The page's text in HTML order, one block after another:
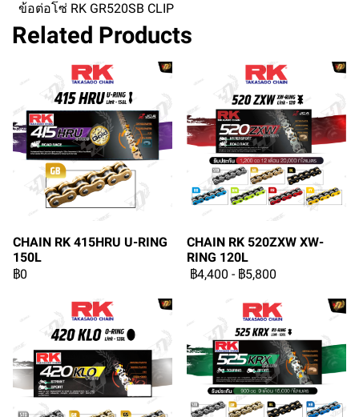
ข้อต่อโซ่ RK GR520SB CLIP
Related Products
CHAIN RK 415HRU U-RING
150L
฿0
CHAIN RK 520ZXW XW-
RING 120L
฿4,400 - ฿5,800